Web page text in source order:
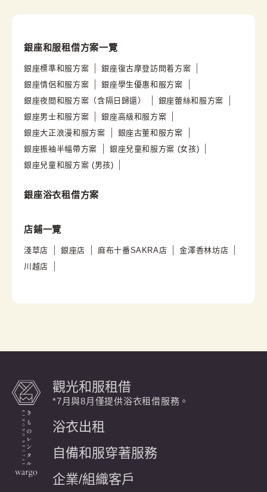
銀座和服租借方案一覽
銀座標準和服方案
銀座復古摩登訪問着方案
銀座情侶和服方案
銀座學生優惠和服方案
銀座夜間和服方案（含隔日歸還）
銀座蕾絲和服方案
銀座男士和服方案
銀座高級和服方案
銀座大正浪漫和服方案
銀座古董和服方案
銀座振袖半幅帶方案
銀座兒童和服方案 (女孩)
銀座兒童和服方案 (男孩)
銀座浴衣租借方案
店鋪一覽
淺草店 銀座店 麻布十番SAKRA店
金澤香林坊店
川越店
觀光和服租借
*7月與8月僅提供浴衣租借服務。
浴衣出租
自備和服穿著服務
企業/組織客戶